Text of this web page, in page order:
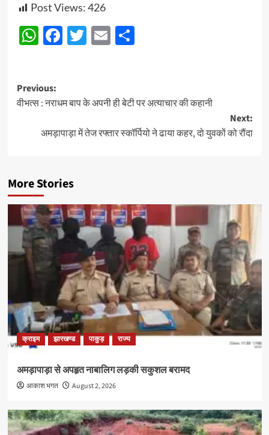
Post Views:426
WhatsApp
Facebook
Twitter
EmailShare
Post
navigation
Previous:
वीभत्स : नराधम बाप के अपनी ही बेटी पर अत्याचार की कहानी
Next:
अमड़ापाड़ा में तेज रफ्तार स्कॉर्पियो ने ढाया कहर, दो युवकों को रौंदा
More Stories
क्राइम झारखण्ड पाकुड़ राज्य
अमड़ापाड़ा से अपहृत नाबालिग लड़की सकुशल बरामद
आकाश भगत August 2, 2026